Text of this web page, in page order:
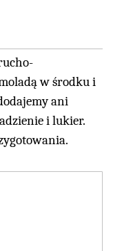
w środku i
ani
i lukier.